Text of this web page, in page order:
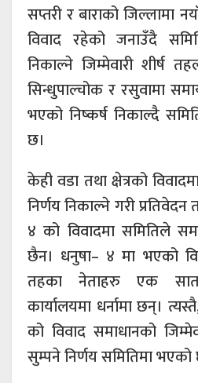
सप्तरी र बाराको जिल्लामा
विवाद रहेको जनाउँदै
निकाल्ने जिम्मेवारी शीर्ष
सिन्धुपाल्चोक र रसुवामा
भएको निष्कर्ष निकाल्दै
छ।
केही वडा तथा क्षेत्रको
निर्णय निकाल्ने गरी
४ को विवादमा समितिले
छैन। धनुषा– ४ मा भएको
तहका नेताहरु एक
कार्यालयमा धर्नामा छन्।
को विवाद समाधानको
सुम्पने निर्णय समितिमा भएको